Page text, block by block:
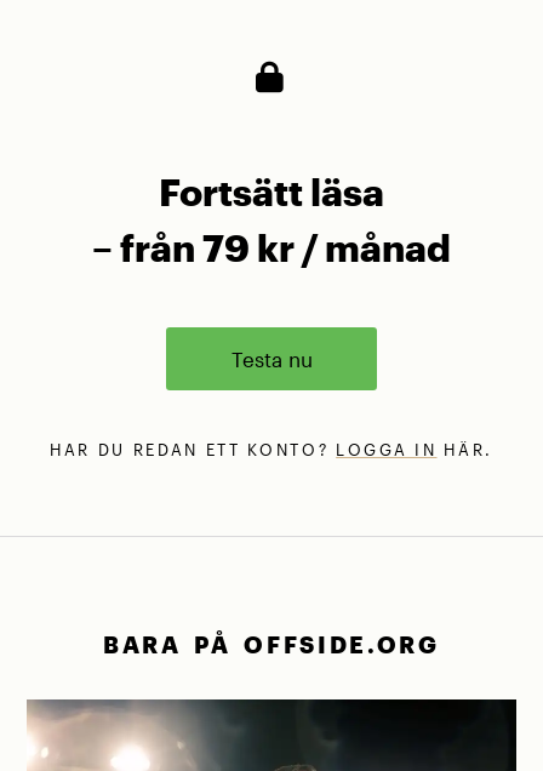
Fortsätt läsa
– från 79 kr / månad
Testa nu
HAR DU REDAN ETT KONTO? LOGGA IN HÄR.
BARA PÅ OFFSIDE.ORG